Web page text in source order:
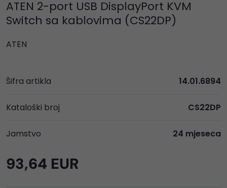
ATEN 2-port USB DisplayPort KVM
Switch sa kablovima (CS22DP)
ATEN
Šifra artikla 14.01.6894
Kataloški broj CS22DP
Jamstvo 24 mjeseca
93,64 EUR